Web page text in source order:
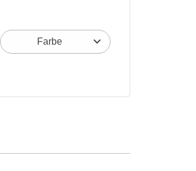
Farbe